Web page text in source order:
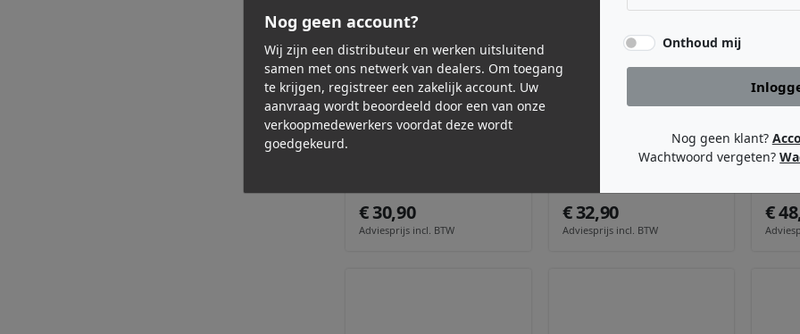
€ 30,90
Adviesprijs incl. BTW
195/8W
€ 32,90
Adviesprijs incl. BTW
€
Nog geen account?
Wij zijn een distributeur en werken uitsluitend
samen met ons netwerk van dealers. Om toegang
te krijgen, registreer een zakelijk account. Uw
aanvraag wordt beoordeeld door een van onze
verkoopmedewerkers voordat deze wordt
goedgekeurd.
Onthoud mij
Nog geen klant?
Wachtwoord vergeten?